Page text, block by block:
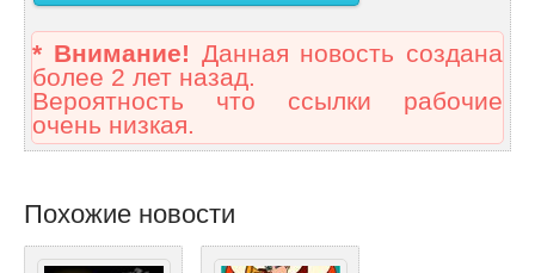
* Внимание! Данная новость создана
более 2 лет назад.
Вероятность что ссылки рабочие
очень низкая.
Похожие новости